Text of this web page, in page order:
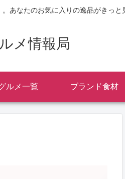
あなたのお気に入りの逸品がきっと
メ情報局
ルメ一覧 ブランド食材